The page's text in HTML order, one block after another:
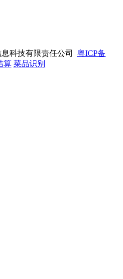
科技有限责任公司 粤ICP备
算 菜品识别